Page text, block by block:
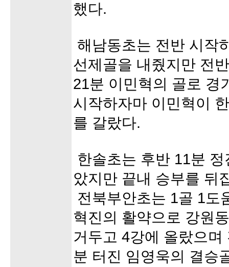
했다.
해남동초는 전반 시작
선제골을 내줬지만 전
21분 이민혁의 골로 경
시작하자마 이민혁이
를 갈랐다.
한솔초는 후반 11분
았지만 끝내 승부를 뒤
전북부안초는 1골 1도
혁진의 활약으로 강원
거두고 4강에 올랐으
분 터진 임영욱의 결승